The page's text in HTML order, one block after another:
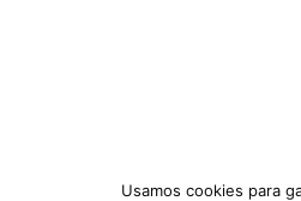
Usamos cookies para